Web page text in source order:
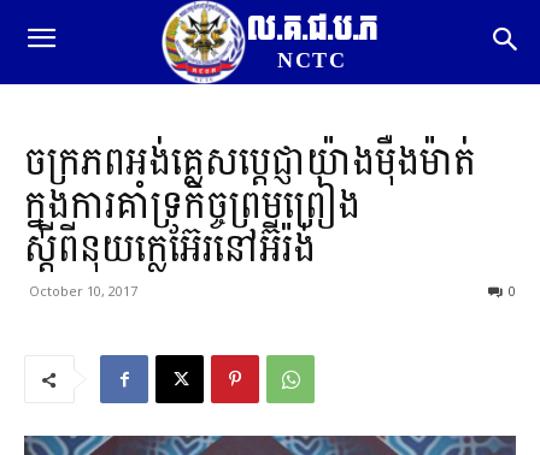
ល.គ.ជ.ប.ភ
NCTC
ចក្រភពអង់គ្លេសប្តេជ្ញាយ៉ាងម៉ឺងម៉ាត់
ក្នុងការគាំទ្រកិច្ចព្រមព្រៀង
ស្តីពីនុយក្លេអ៊ែរនៅអ៊ីរ៉ង់
October 10, 2017 0